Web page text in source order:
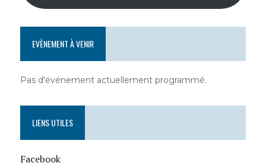
EVÈNEMENT À VENIR
Pas d'événement actuellement programmé.
LIENS UTILES
Facebook